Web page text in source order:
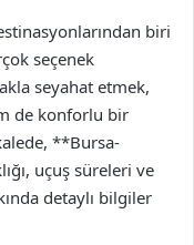
biri
seçenek
seyahat etmek,
de konforlu bir
**Bursa-
uçuş süreleri ve
detaylı bilgiler